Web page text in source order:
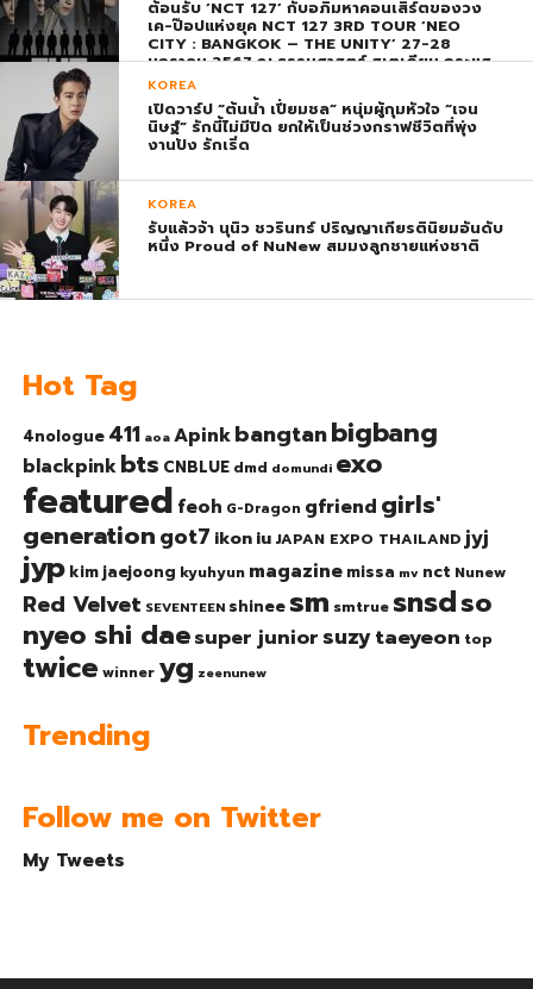
ต้อนรับ ‘NCT 127’ กับอภิมหาคอนเสิร์ตของวง
เค-ป๊อปแห่งยุค NCT 127 3RD TOUR ‘NEO
CITY : BANGKOK – THE UNITY’ 27-28
มกราคม 2567 ณ ธรรมศาสตร์ สเตเดียม กระแส
ตอบรับยิ่งใหญ่สมการรอคอย บัตร SOLD OUT
ทุกที่นั่งทันทีที่เปิดจำหน่าย !
KOREA
เปิดวาร์ป “ต้นน้ำ เปี่ยมชล” หนุ่มผู้กุมหัวใจ “เจน
นิษฐ์” รักนี้ไม่มีปิด ยกให้เป็นช่วงกราฟชีวิตที่พุ่ง
งานปัง รักเริ่ด
KOREA
รับแล้วจ้า นุนิว ชวรินทร์ ปริญญาเกียรตินิยมอันดับ
หนึ่ง Proud of NuNew สมมงลูกชายแห่งชาติ
Hot Tag
4nologue 411 aoa Apinkbangtanbigbang
blackpinkbts CNBLUE dmd domundi exo
featured feoh G-Dragon gfriend girls'
generationgot7 ikoniu JAPAN EXPO THAILAND jyj
jyp kim jaejoong kyuhyun magazine missa mv nct Nunew
Red Velvet SEVENTEEN shinee sm smtrue snsdso
nyeo shi daesuper junior suzytaeyeon top
twice winner yg zeenunew
Trending
Follow me on Twitter
My Tweets